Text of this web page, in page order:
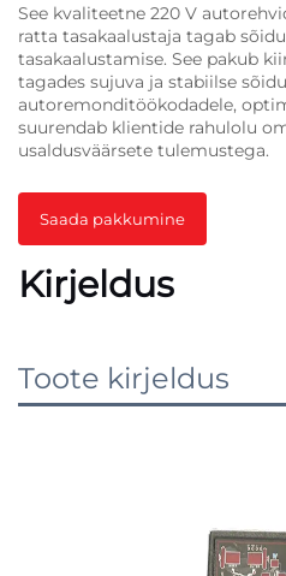
See kvaliteetne 220 V
ratta tasakaalustaja tagab
tasakaalustamise. See pakub
tagades sujuva ja stabiilse
autoremonditöökodadele,
suurendab klientide rahulolu
usaldusväärsete tulemustega.
Saada pakkumine
Kirjeldus
Toote kirjeldus